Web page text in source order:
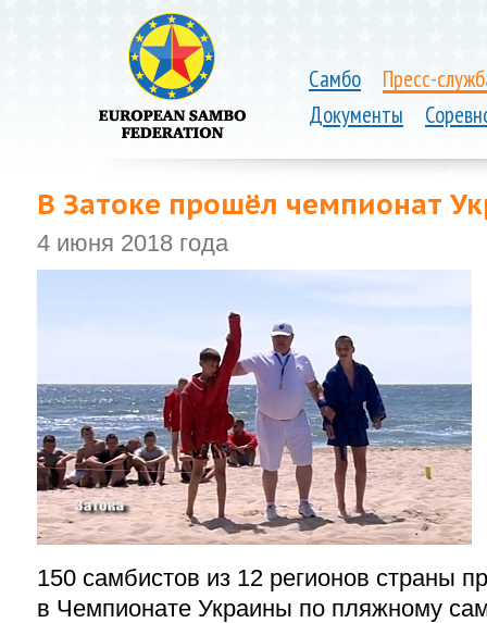
Самбо
Пресс-
Документы
В Затоке прошёл чемпионат
4 июня 2018 года
150 самбистов из 12 регионов страны
в Чемпионате Украины по пляжному